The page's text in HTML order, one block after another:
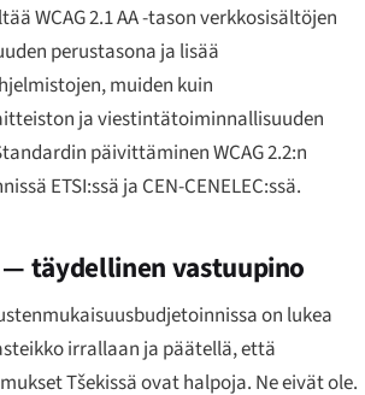
WCAG 2.1 AA -tason verkkosisältöjen
perustasona ja lisää
muiden kuin
ja viestintätoiminnallisuuden
päivittäminen WCAG 2.2:n
ETSI:ssä ja CEN-CENELEC:ssä.
täydellinen vastuupino
on lukea
irrallaan ja päätellä, että
Tšekissä ovat halpoja. Ne eivät ole.